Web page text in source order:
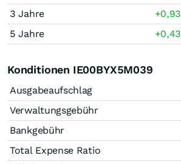
3 Jahre
+0,93
5 Jahre
+0,43
Konditionen IE00BYX5M039
Ausgabeaufschlag
Verwaltungsgebühr
Bankgebühr
Total Expense Ratio